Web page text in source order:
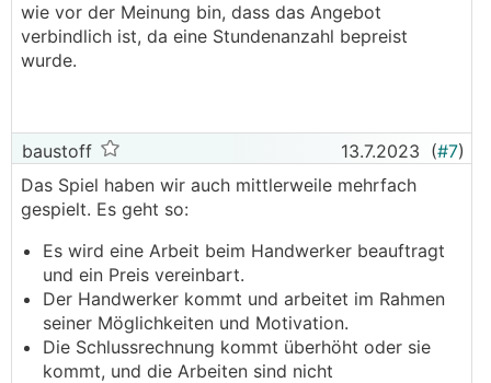
wie vor der Meinung bin, dass das Angebot
verbindlich ist, da eine Stundenanzahl bepreist
wurde.
baustoff 13.7.2023 (#7)
Das Spiel haben wir auch mittlerweile mehrfach
gespielt. Es geht so:
Es wird eine Arbeit beim Handwerker beauftragt
und ein Preis vereinbart.
Der Handwerker kommt und arbeitet im Rahmen
seiner Möglichkeiten und Motivation.
Die Schlussrechnung kommt überhöht oder sie
kommt, und die Arbeiten sind nicht